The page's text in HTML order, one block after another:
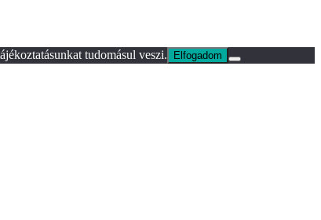
tudomásul veszi. Elfogadom